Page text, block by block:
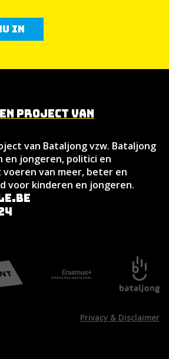
in
project van
van Bataljong vzw. Bataljong
jongeren, politici en
van meer, beter en
voor kinderen en jongeren.
Privacy & Disclaimer